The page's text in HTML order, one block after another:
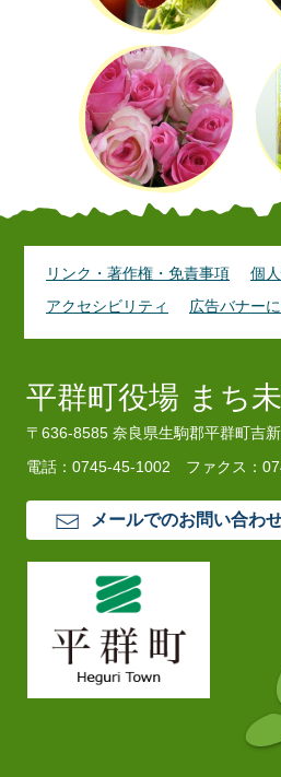
リンク・著作権・免責事項
個
アクセシビリティ
広告バナー
平群町役場 まち
〒636-8585 奈良県生駒郡平群町吉
電話：0745-45-1002
ファクス：
メールでのお問い合わ